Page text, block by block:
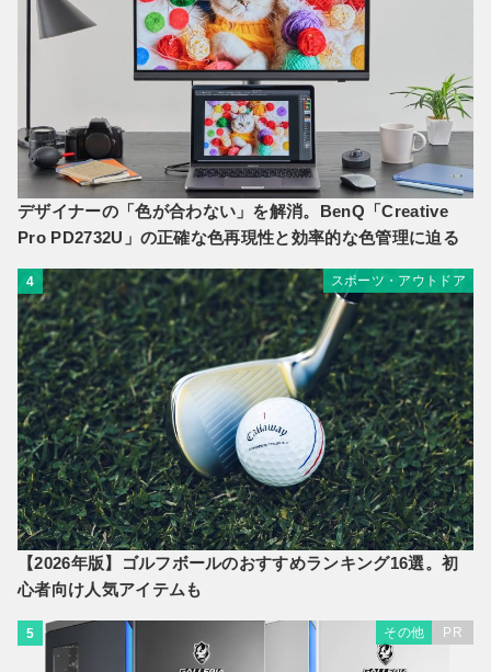
デザイナーの「色が合わない」を解消。BenQ「Creative
Pro PD2732U」の正確な色再現性と効率的な色管理に迫る
4 スポーツ・アウトドア
【2026年版】ゴルフボールのおすすめランキング16選。初
心者向け人気アイテムも
5 その他 PR